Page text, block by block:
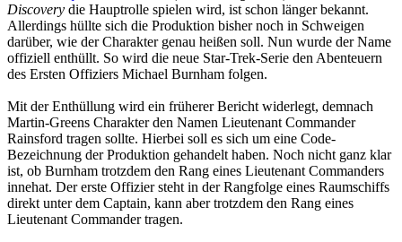
Discovery die Hauptrolle spielen wird, ist schon länger bekannt.
Allerdings hüllte sich die Produktion bisher noch in Schweigen
darüber, wie der Charakter genau heißen soll. Nun wurde der Name
offiziell enthüllt. So wird die neue Star-Trek-Serie den Abenteuern
des Ersten Offiziers Michael Burnham folgen.
Mit der Enthüllung wird ein früherer Bericht widerlegt, demnach
Martin-Greens Charakter den Namen Lieutenant Commander
Rainsford tragen sollte. Hierbei soll es sich um eine Code-
Bezeichnung der Produktion gehandelt haben. Noch nicht ganz klar
ist, ob Burnham trotzdem den Rang eines Lieutenant Commanders
innehat. Der erste Offizier steht in der Rangfolge eines Raumschiffs
direkt unter dem Captain, kann aber trotzdem den Rang eines
Lieutenant Commander tragen.